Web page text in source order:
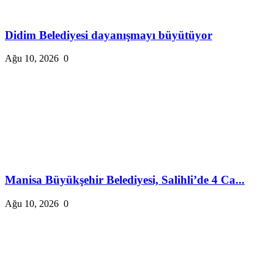
Didim Belediyesi dayanışmayı büyütüyor
Ağu 10, 2026 0
Manisa Büyükşehir Belediyesi, Salihli’de 4 Ca...
Ağu 10, 2026 0